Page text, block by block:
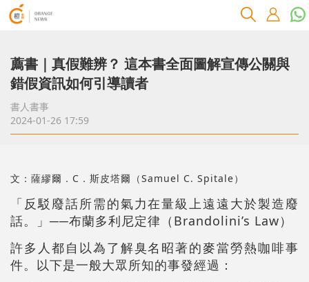
薦書｜真假難辨？ 這本書全面圖解宣傳公關與
錯假資訊如何引導讀者
書人書事
2024-01-26 17:59
文：薩繆爾．C．斯皮塔爾（Samuel C. Spitale）
「反駁廢話所需的氣力在量級上遠遠大於製造廢
話。」──布蘭多利尼定律（Brandolini’s Law）
許多人都自以為了解臭名昭著的麥當勞熱咖啡事
件。以下是一般大眾所知的事發經過：